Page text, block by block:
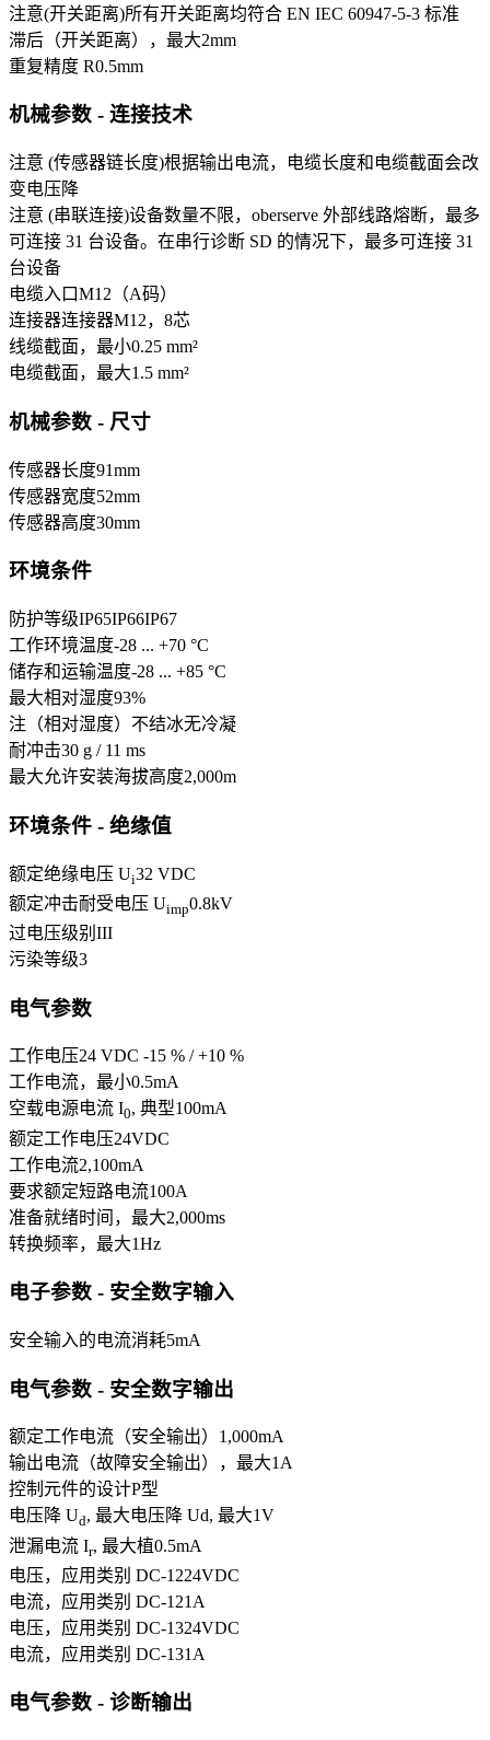
注意(开关距离)所有开关距离均符合 EN IEC 60947-5-3 标准
滞后（开关距离），最大2mm
重复精度 R0.5mm
机械参数 - 连接技术
注意 (传感器链长度)根据输出电流，电缆长度和电缆截面会改
变电压降
注意 (串联连接)设备数量不限，oberserve 外部线路熔断，最多
可连接 31 台设备。在串行诊断 SD 的情况下，最多可连接 31
台设备
电缆入口M12（A码）
连接器连接器M12，8芯
线缆截面，最小0.25 mm²
电缆截面，最大1.5 mm²
机械参数 - 尺寸
传感器长度91mm
传感器宽度52mm
传感器高度30mm
环境条件
防护等级IP65IP66IP67
工作环境温度-28 ... +70 °C
储存和运输温度-28 ... +85 °C
最大相对湿度93%
注（相对湿度） 不结冰无冷凝
耐冲击30 g / 11 ms
最大允许安装海拔高度2,000m
环境条件 - 绝缘值
额定绝缘电压 Ui32 VDC
额定冲击耐受电压 Uimp0.8kV
过电压级别 III
污染等级3
电气参数
工作电压24 VDC -15 % / +10 %
工作电流，最小0.5mA
空载电源电流 I0, 典型100mA
额定工作电压24VDC
工作电流2,100mA
要求额定短路电流100A
准备就绪时间，最大2,000ms
转换频率，最大1Hz
电子参数 - 安全数字输入
安全输入的电流消耗5mA
电气参数 - 安全数字输出
额定工作电流（安全输出） 1,000mA
输出电流（故障安全输出），最大1 A
控制元件的设计P型
电压降 Ud, 最大电压降 Ud, 最大1V
泄漏电流 Ir, 最大植0.5mA
电压，应用类别 DC-1224VDC
电流，应用类别 DC-121 A
电压，应用类别 DC-1324VDC
电流，应用类别 DC-131 A
电气参数 - 诊断输出